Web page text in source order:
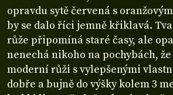
opravdu sytě červená s
by se dalo říci jemně křiklavá.
růže připomíná staré časy, ale
nenechá nikoho na pochybách, že
moderní růži s vylepšenými
dobře a bujně do výšky kolem 3